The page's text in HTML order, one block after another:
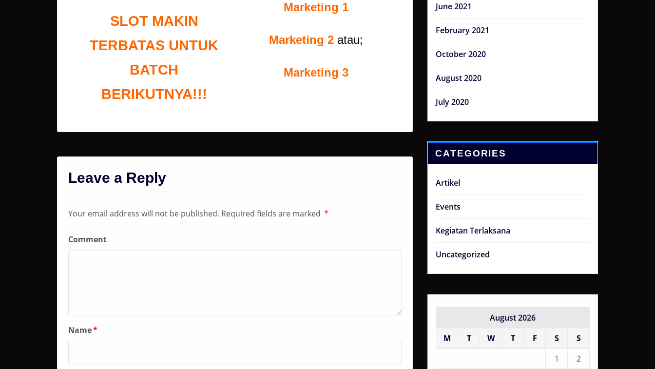
SLOT MAKIN
TERBATAS UNTUK
BATCH
BERIKUTNYA!!!
Marketing 1
Marketing 2atau;
Marketing 3
Leave a Reply
Your email address will not be published. Required fields are marked *
Comment
Name*
June 2021
February 2021
October 2020
August 2020
July 2020
CATEGORIES
Artikel
Events
Kegiatan Terlaksana
Uncategorized
August 2026
M
T W T F S
S
1
2